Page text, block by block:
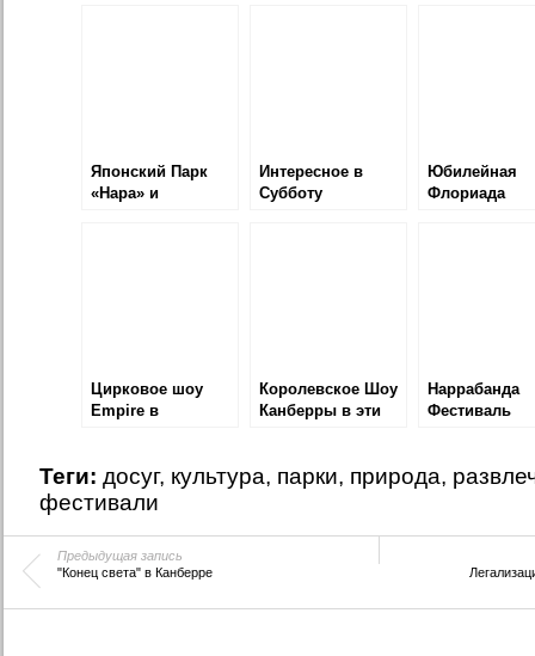
Японский Парк
«Нара» и
Интересное в
Субботу
Юбилейная
Флориада
Цирковое шоу
Empire в
Королевское Шоу
Канберры в эти
Наррaбанда
Фестиваль
Теги: досуг, культура, парки, природа,
фестивали
Предыдущая запись
"Конец света" в Канберре